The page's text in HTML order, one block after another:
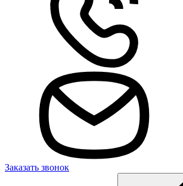
Заказать звонок